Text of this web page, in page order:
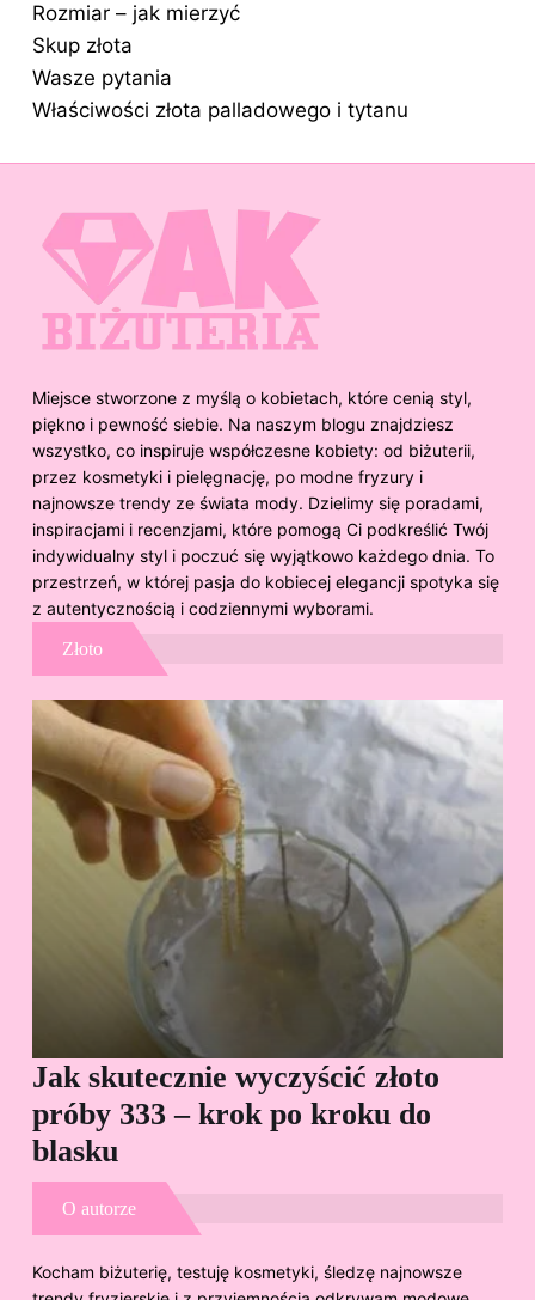
Rozmiar – jak mierzyć
Skup złota
Wasze pytania
Właściwości złota palladowego i tytanu
Miejsce stworzone z myślą o kobietach, które cenią styl,
piękno i pewność siebie. Na naszym blogu znajdziesz
wszystko, co inspiruje współczesne kobiety: od biżuterii,
przez kosmetyki i pielęgnację, po modne fryzury i
najnowsze trendy ze świata mody. Dzielimy się poradami,
inspiracjami i recenzjami, które pomogą Ci podkreślić Twój
indywidualny styl i poczuć się wyjątkowo każdego dnia. To
przestrzeń, w której pasja do kobiecej elegancji spotyka się
z autentycznością i codziennymi wyborami.
Złoto
Jak skutecznie wyczyścić złoto
próby 333 – krok po kroku do
blasku
O autorze
Kocham biżuterię, testuję kosmetyki, śledzę najnowsze